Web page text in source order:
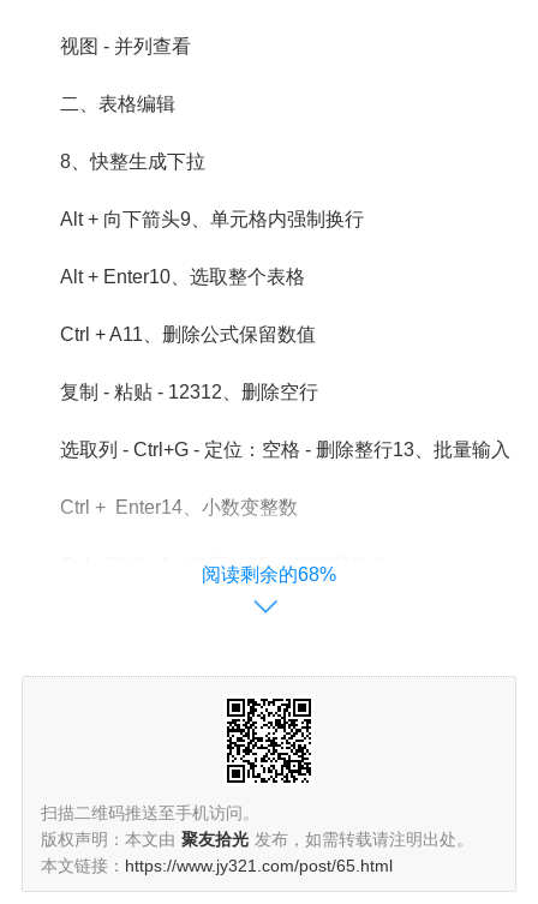
视图 - 并列查看
二、表格编辑
8、快整生成下拉
Alt + 向下箭头9、单元格内强制换行
Alt + Enter10、选取整个表格
Ctrl + A11、删除公式保留数值
复制 - 粘贴 - 12312、删除空行
选取列 - Ctrl+G - 定位：空格 - 删除整行13、批量输入
Ctrl + Enter14、小数变整数
Ctrl +Shift +1（数字）15、查找/替换值
文件 -选项 -高级 - 按Enter后移动方向17、同时编辑多
个工作表
按Shift或Ctrl选取多个表格 -编辑18、输入以0开头的
数字
输入单撇再输入19、输入特殊符号
阅读剩余的68%
扫描二维码推送至手机访问。
版权声明：本文由 聚友拾光 发布，如需转载请注明出处。
本文链接： https://www.jy321.com/post/65.html